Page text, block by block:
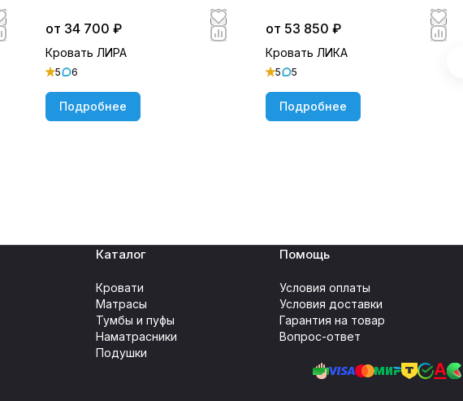
от 34 700 ₽
Кровать ЛИРА
5 6
Подробнее
от 53 850 ₽
Кровать ЛИКА
5 5
Подробнее
Каталог
Кровати
Матрасы
Тумбы и пуфы
Наматрасники
Подушки
Помощь
Условия оплаты
Условия доставки
Гарантия на товар
Вопрос-ответ